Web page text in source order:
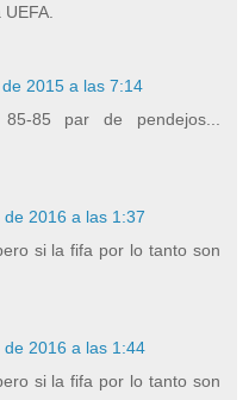
2015 a las 7:14
85 par de pendejos...
2016 a las 1:37
si la fifa por lo tanto son
2016 a las 1:44
si la fifa por lo tanto son